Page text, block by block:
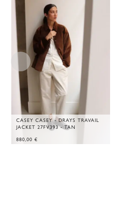
CASEY CASEY - DRAYS TRAVAIL
JACKET 27FV393 - TAN
880,00 €